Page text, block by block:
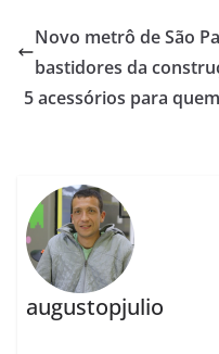
Novo metrô de São
bastidores da
5 acessórios para
augustopjulio